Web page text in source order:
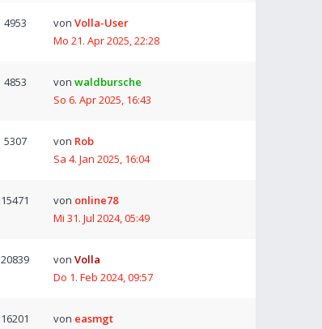
4953 von Volla-User
Mo 21. Apr 2025, 22:28
4853 von waldbursche
So 6. Apr 2025, 16:43
5307 von Rob
Sa 4. Jan 2025, 16:04
15471 von online78
Mi 31. Jul 2024, 05:49
20839 von Volla
Do 1. Feb 2024, 09:57
16201 von easmgt